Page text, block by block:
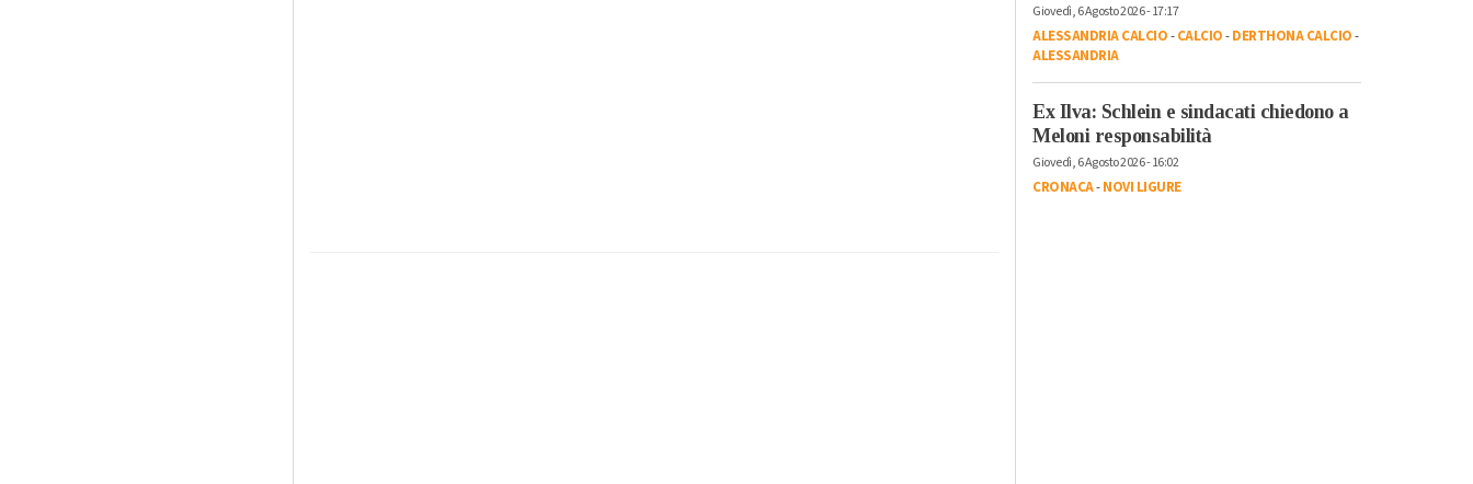
Giovedì, 6 Agosto 2026 - 17:17
ALESSANDRIA CALCIO-CALCIO-DERTHONA CALCIO-
ALESSANDRIA
Ex Ilva: Schlein e sindacati chiedono a
Meloni responsabilità
Giovedì, 6 Agosto 2026 - 16:02
CRONACA-NOVI LIGURE